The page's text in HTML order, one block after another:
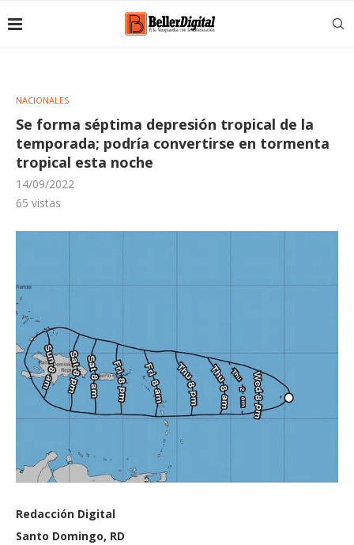
NACIONALES
Se forma séptima depresión tropical de la
temporada; podría convertirse en tormenta
tropical esta noche
14/09/2022
65 vistas
Redacción Digital
Santo Domingo, RD